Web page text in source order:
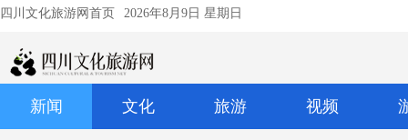
四川文化旅游网首页 2026年8月9日 星期日
新闻 文化 旅游 视频